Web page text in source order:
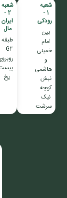
شعبه
1 -
رودکی
بین
امام
خمینی
و
هاشمی
نبش
کوچه
نیک
سرشت
شعبه
2 -
ایران
مال
طبقه
G2 -
یخ